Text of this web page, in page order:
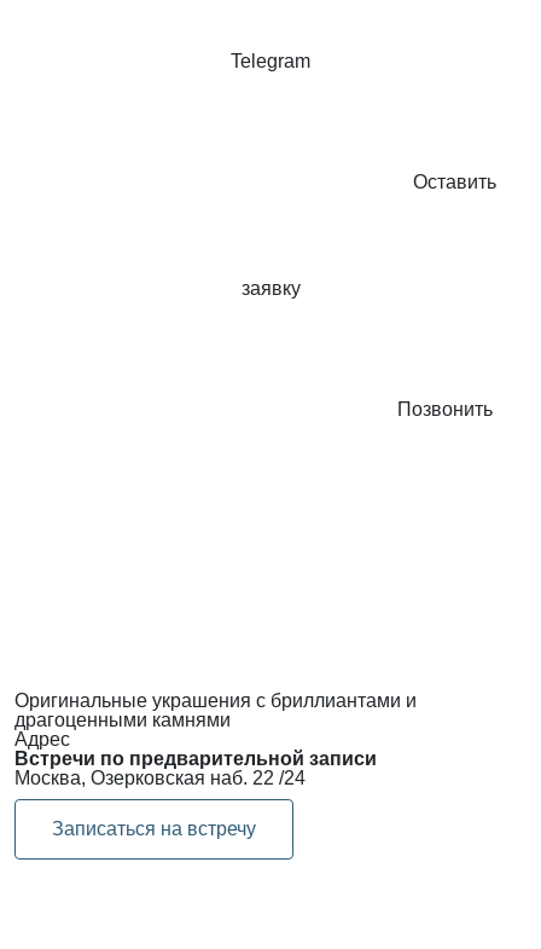
Telegram
Оставить
заявку
Позвонить
Оригинальные украшения с бриллиантами и
драгоценными камнями
Адрес
Встречи по предварительной записи
Москва, Озерковская наб. 22 /24
Записаться на встречу